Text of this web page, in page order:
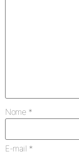
Nome *
E-mail *